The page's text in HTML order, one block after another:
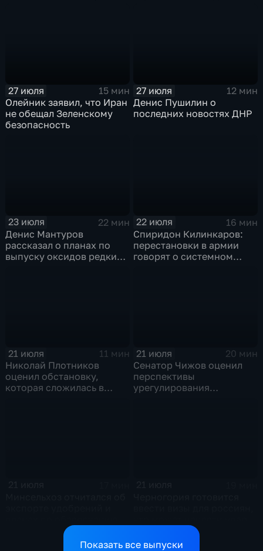
27 июля
15 мин
Олейник заявил, что Иран
не обещал Зеленскому
безопасность
27 июля
12 мин
Денис Пушилин о
последних новостях ДНР
23 июля
22 мин
Денис Мантуров
рассказал о планах по
выпуску оксидов редких
22 июля
16 мин
Спиридон Килинкаров:
перестановки в армии
говорят о системном
21 июля
11 мин
Николай Плотников
оценил обстановку,
которая сложилась в
21 июля
20 мин
Сенатор Чижов оценил
перспективы
урегулирования
аграриев топливом
по экономике страны
Показать все выпуски